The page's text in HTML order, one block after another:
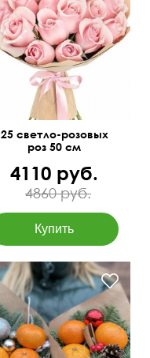
25 светло-розовых
роз 50 см
4110 руб.
4860 руб.